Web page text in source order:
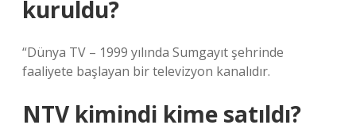
kuruldu?
“Dünya TV – 1999 yılında Sumgayıt şehrinde
faaliyete başlayan bir televizyon kanalıdır.
NTV kimindi kime satıldı?